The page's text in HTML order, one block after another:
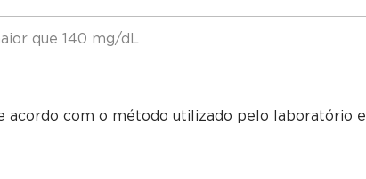
que 140 mg/dL
acordo com o método utilizado pelo laboratório e